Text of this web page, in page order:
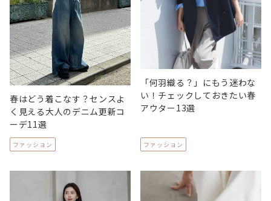
春はどう着こなす？センスよ
く見える大人のデニム更新コ
ーデ11選
ファッション
「何羽織る？」にもう迷わな
い！チェックしておきたい春
アウター13選
ファッション